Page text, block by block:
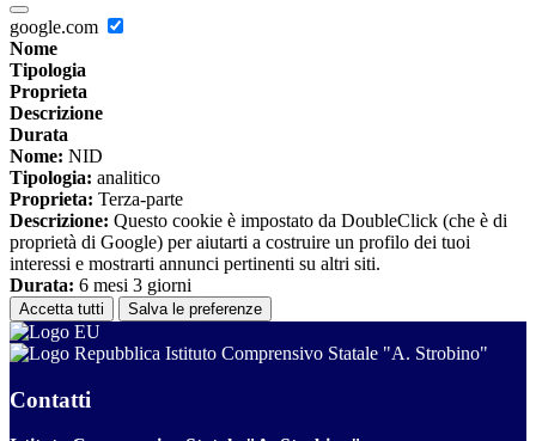
google.com
Nome
Tipologia
Proprieta
Descrizione
Durata
Nome: NID
Tipologia: analitico
Proprieta: Terza-parte
Descrizione: Questo cookie è impostato da DoubleClick (che è di
proprietà di Google) per aiutarti a costruire un profilo dei tuoi
interessi e mostrarti annunci pertinenti su altri siti.
Durata: 6 mesi 3 giorni
Accetta tutti Salva le preferenze
Istituto Comprensivo Statale "A. Strobino"
Contatti